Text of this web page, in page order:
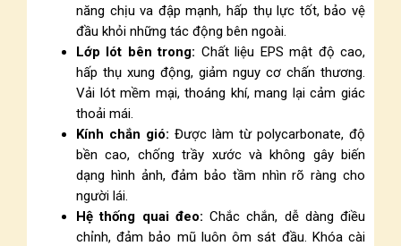
năng chịu va đập mạnh, hấp thụ lực tốt, bảo vệ
đầu khỏi những tác động bên ngoài.
Lớp lót bên trong: Chất liệu EPS mật độ cao,
hấp thụ xung động, giảm nguy cơ chấn thương.
Vải lót mềm mại, thoáng khí, mang lại cảm giác
thoải mái.
Kính chắn gió: Được làm từ polycarbonate, độ
bền cao, chống trầy xước và không gây biến
dạng hình ảnh, đảm bảo tầm nhìn rõ ràng cho
người lái.
Hệ thống quai đeo: Chắc chắn, dễ dàng điều
chỉnh, đảm bảo mũ luôn ôm sát đầu. Khóa cài